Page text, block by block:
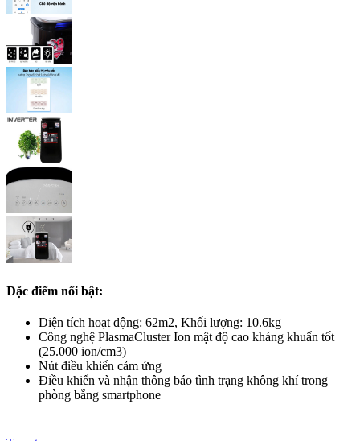
Đặc điểm nổi bật:
Diện tích hoạt động: 62m2, Khối lượng: 10.6kg
Công nghệ PlasmaCluster Ion mật độ cao kháng khuẩn tốt
(25.000 ion/cm3)
Nút điều khiển cảm ứng
Điều khiển và nhận thông báo tình trạng không khí trong
phòng bằng smartphone